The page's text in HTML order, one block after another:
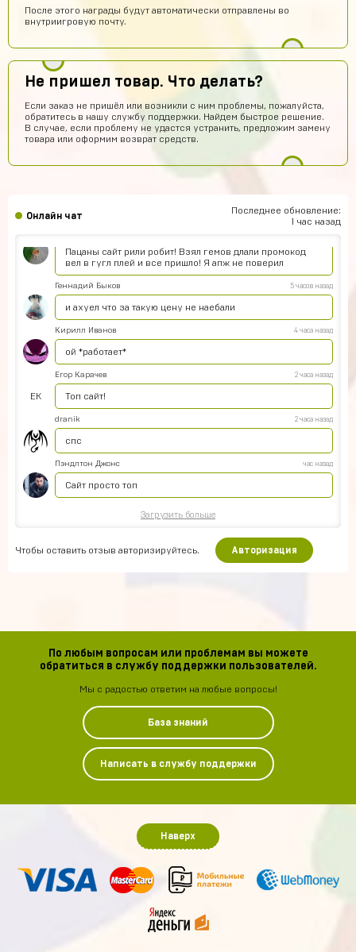
После этого награды будут автоматически отправлены во
внутриигровую почту.
Не пришел товар. Что делать?
Если заказ не пришёл или возникли с ним проблемы, пожалуйста,
обратитесь в нашу службу поддержки. Найдем быстрое решение.
В случае, если проблему не удастся устранить, предложим замену
товара или оформим возврат средств.
Онлайн чат
Последнее обновление:
1 час назад
Ера Ера
Это правда
Это рили рили
Даниил Анисимов
Сябки😘 аккаунт получил сразу после оплаты
Пацаны сайт рили робит! Взял гемов длали промокод
вел в гугл плей и все пришло! Я апж не поверил
Геннадий Быков 5 часов назад
и ахуел что за такую цену не наебали
Кирилл Иванов 4 часа назад
ой *работает*
ЕК
Егор Карачев 2 часа назад
Топ сайт!
dranik 2 часа назад
спс
Пэндлтон Джонс час назад
Сайт просто топ
Загрузить больше
Чтобы оставить отзыв авторизируйтесь. Авторизация
По любым вопросам или проблемам вы можете
обратиться в службу поддержки пользователей.
Мы с радостью ответим на любые вопросы!
База знаний
Написать в службу поддержки
Наверх